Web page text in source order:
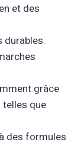
et des
durables.
grâce
que
des formules